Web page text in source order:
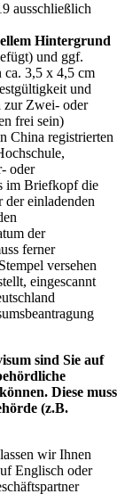
ausschließlich
Hintergrund
und ggf.
ca. 3,5 x 4,5 cm
und
zur Zwei- oder
frei sein)
China registrierten
oder
im Briefkopf die
der einladenden
der
ferner
versehen
eingescannt
sind Sie auf
Diese muss
(z.B.
wir Ihnen
Englisch oder